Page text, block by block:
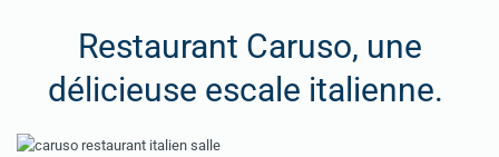
Restaurant Caruso, une
délicieuse escale italienne.